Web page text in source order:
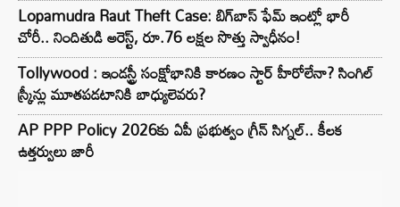
Lopamudra Raut Theft Case: బిగ్‌బాస్ ఫేమ్ ఇంట్లో భారీ
చోరీ.. నిందితుడి అరెస్ట్, రూ.76 లక్షల సొత్తు స్వాధీనం!
Tollywood : ఇండస్ట్రీ సంక్షోభానికి కారణం స్టార్ హీరోలేనా? సింగిల్
స్క్రీన్లు మూతపడటానికి బాధ్యులెవరు?
AP PPP Policy 2026కు ఏపీ ప్రభుత్వం గ్రీన్ సిగ్నల్.. కీలక
ఉత్తర్వులు జారీ